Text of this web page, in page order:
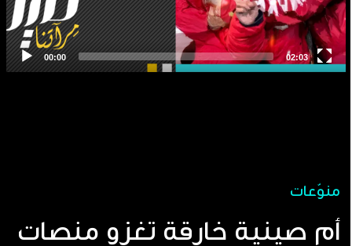
منوّعات
أم صينية خارقة تغزو منصات